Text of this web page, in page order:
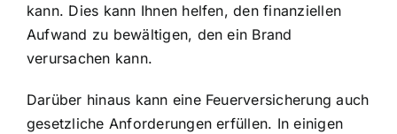
kann. Dies kann Ihnen helfen, den finanziellen
Aufwand zu bewältigen, den ein Brand
verursachen kann.
Darüber hinaus kann eine Feuerversicherung auch
gesetzliche Anforderungen erfüllen. In einigen